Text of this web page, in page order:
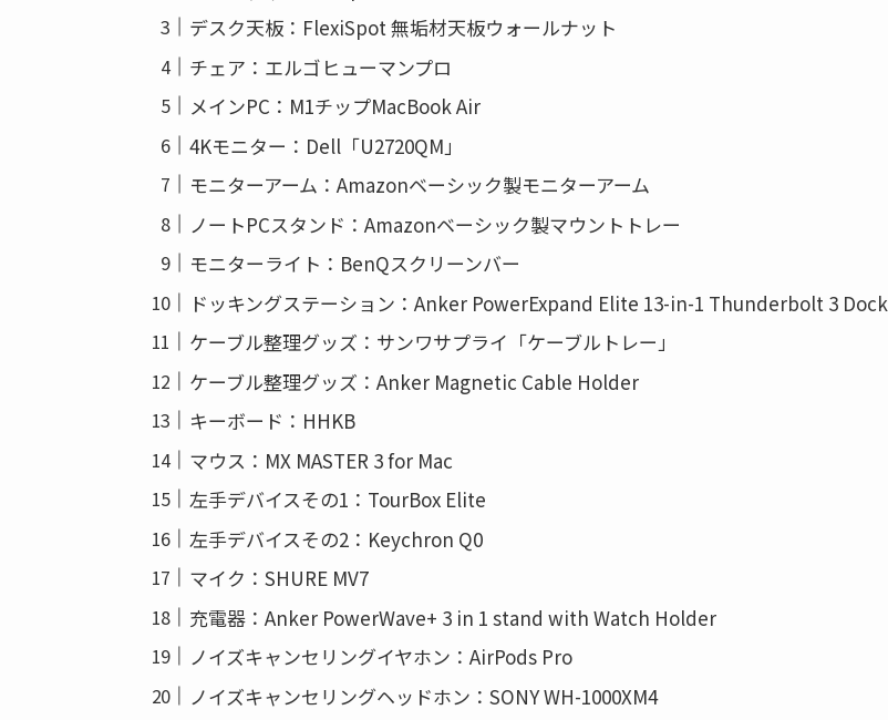
デスク天板：FlexiSpot 無垢材天板ウォールナット
チェア：エルゴヒューマンプロ
メインPC：M1チップMacBook Air
4Kモニター：Dell「U2720QM」
モニターアーム：Amazonベーシック製モニターアーム
ノートPCスタンド：Amazonベーシック製マウントトレー
モニターライト：BenQスクリーンバー
ドッキングステーション：Anker PowerExpand Elite 13-in-1 Thunderbolt 3 Dock
ケーブル整理グッズ：サンワサプライ「ケーブルトレー」
ケーブル整理グッズ：Anker Magnetic Cable Holder
キーボード：HHKB
マウス：MX MASTER 3 for Mac
左手デバイスその1：TourBox Elite
左手デバイスその2：Keychron Q0
マイク：SHURE MV7
充電器：Anker PowerWave+ 3 in 1 stand with Watch Holder
ノイズキャンセリングイヤホン：AirPods Pro
ノイズキャンセリングヘッドホン：SONY WH-1000XM4